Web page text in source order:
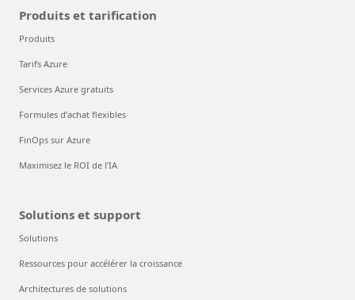
Produits et tarification
Produits
Tarifs Azure
Services Azure gratuits
Formules d’achat flexibles
FinOps sur Azure
Maximisez le ROI de l’IA
Solutions et support
Solutions
Ressources pour accélérer la croissance
Architectures de solutions